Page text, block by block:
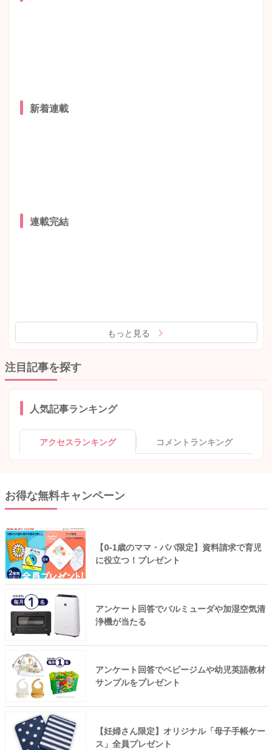
新着連載
連載完結
もっと見る
注目記事を探す
人気記事ランキング
アクセスランキング コメントランキング
お得な無料キャンペーン
【0-1歳のママ・パパ限定】資料請求で育児
に役立つ！プレゼント
アンケート回答でバルミューダや加湿空気清
浄機が当たる
アンケート回答でベビージムや幼児英語教材
サンプルをプレゼント
【妊婦さん限定】オリジナル「母子手帳ケー
ス」全員プレゼント